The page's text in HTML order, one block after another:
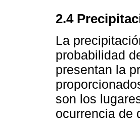
2.4
La
probabilidad
presentan la
son los
ocurrencia de